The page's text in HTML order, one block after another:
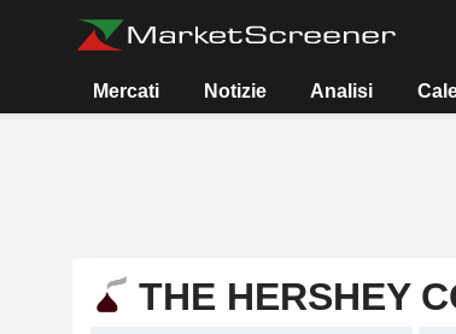
Mercati Notizie Analisi
THE HERSHEY